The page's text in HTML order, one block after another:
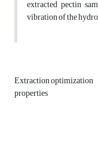
extracted pectin
vibration of the
Extraction optimization
properties